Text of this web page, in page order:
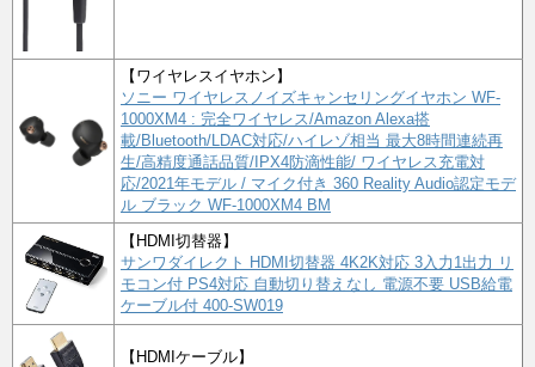
【ワイヤレスイヤホン】
ソニー ワイヤレスノイズキャンセリングイヤホン WF-
1000XM4 : 完全ワイヤレス/Amazon Alexa搭
載/Bluetooth/LDAC対応/ハイレゾ相当 最大8時間連続再
生/高精度通話品質/IPX4防滴性能/ ワイヤレス充電対
応/2021年モデル / マイク付き 360 Reality Audio認定モデ
ル ブラック WF-1000XM4 BM
【HDMI切替器】
サンワダイレクト HDMI切替器 4K2K対応 3入力1出力 リ
モコン付 PS4対応 自動切り替えなし 電源不要 USB給電
ケーブル付 400-SW019
【HDMIケーブル】